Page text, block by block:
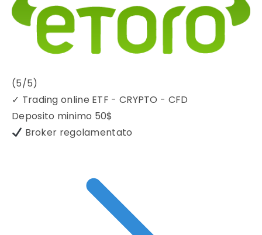
(5/5)
✓ Trading online ETF - CRYPTO - CFD
Deposito minimo 50$
Broker regolamentato